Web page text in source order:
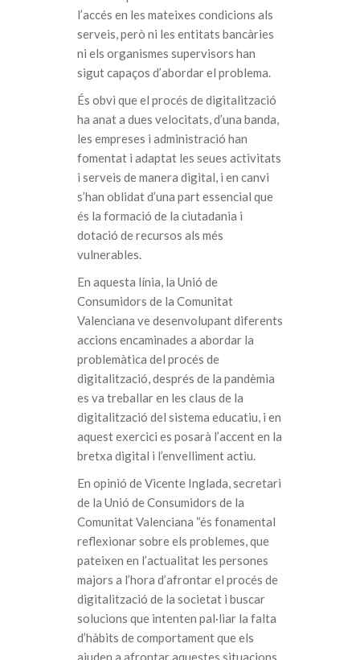
l’accés en les mateixes condicions als
serveis, però ni les entitats bancàries
ni els organismes supervisors han
sigut capaços d’abordar el problema.
És obvi que el procés de digitalització
ha anat a dues velocitats, d’una banda,
les empreses i administració han
fomentat i adaptat les seues activitats
i serveis de manera digital, i en canvi
s’han oblidat d’una part essencial que
és la formació de la ciutadania i
dotació de recursos als més
vulnerables.
En aquesta línia, la Unió de
Consumidors de la Comunitat
Valenciana ve desenvolupant diferents
accions encaminades a abordar la
problemàtica del procés de
digitalització, després de la pandèmia
es va treballar en les claus de la
digitalització del sistema educatiu, i en
aquest exercici es posarà l’accent en la
bretxa digital i l’envelliment actiu.
En opinió de Vicente Inglada, secretari
de la Unió de Consumidors de la
Comunitat Valenciana “és fonamental
reflexionar sobre els problemes, que
pateixen en l’actualitat les persones
majors a l’hora d’afrontar el procés de
digitalització de la societat i buscar
solucions que intenten pal·liar la falta
d’hàbits de comportament que els